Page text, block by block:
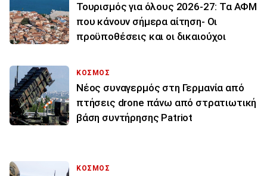
Τουρισμός για όλους 2026-27: Τα ΑΦΜ
που κάνουν σήμερα αίτηση- Οι
προϋποθέσεις και οι δικαιούχοι
ΚΟΣΜΟΣ
Νέος συναγερμός στη Γερμανία από
πτήσεις drone πάνω από στρατιωτική
βάση συντήρησης Patriot
ΚΟΣΜΟΣ